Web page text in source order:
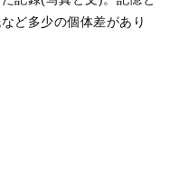
ど多少の個体差があり